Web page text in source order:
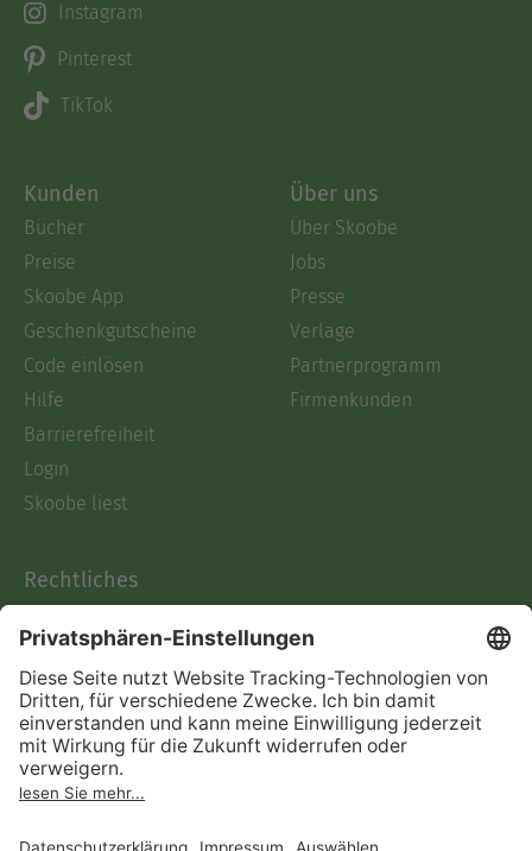
Instagram
Pinterest
TikTok
Kunden
Bücher
Preise
Skoobe App
Geschenkgutscheine
Code einlösen
Hilfe
Barrierefreiheit
Login
Skoobe liest
Über uns
Über Skoobe
Jobs
Presse
Verlage
Partnerprogramm
Firmenkunden
Rechtliches
AGB
Informationen nach Data
Act
Verträge hier kündigen
Impressum